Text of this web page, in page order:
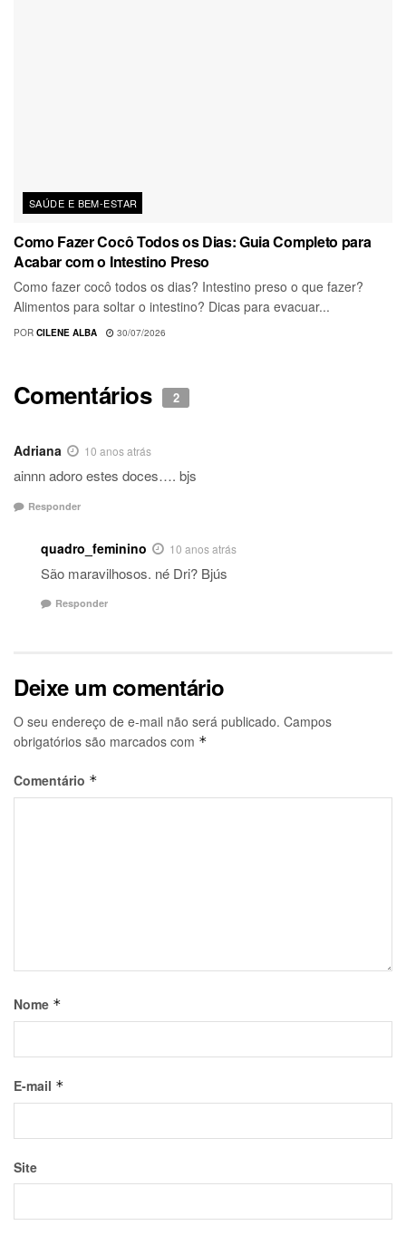
SAÚDE E BEM-ESTAR
Como Fazer Cocô Todos os Dias: Guia Completo para
Acabar com o Intestino Preso
Como fazer cocô todos os dias? Intestino preso o que fazer?
Alimentos para soltar o intestino? Dicas para evacuar...
POR CILENE ALBA 30/07/2026
Comentários 2
Adriana 10 anos atrás
ainnn adoro estes doces…. bjs
Responder
quadro_feminino 10 anos atrás
São maravilhosos. né Dri? Bjús
Responder
Deixe um comentário
O seu endereço de e-mail não será publicado. Campos
obrigatórios são marcados com *
Comentário *
Nome *
E-mail *
Site